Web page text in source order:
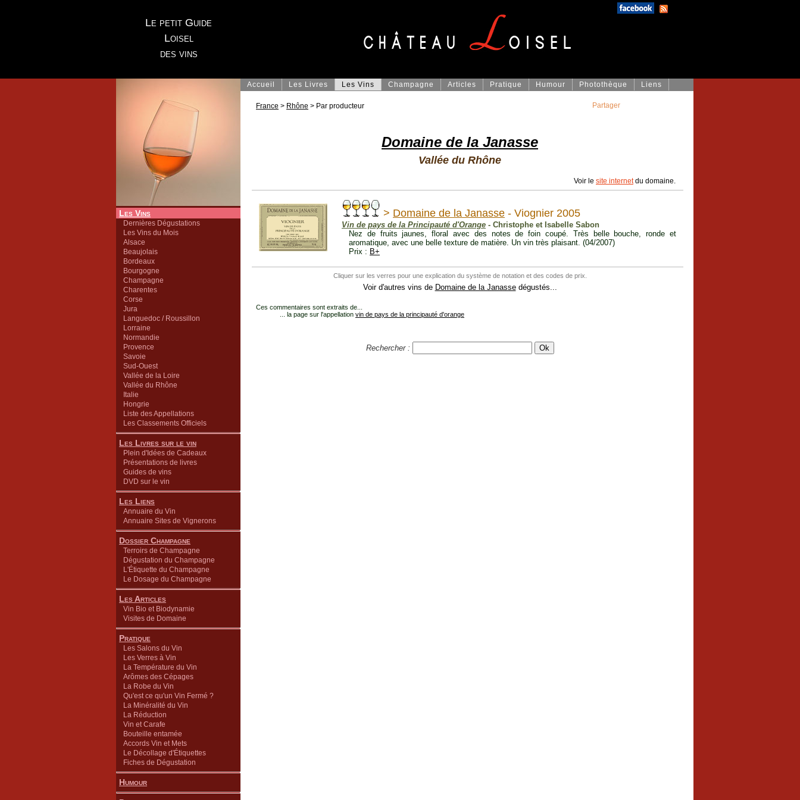
Le petit Guide
Loisel
des vins
Les Vins
Dernières Dégustations
Les Vins du Mois
Alsace
Beaujolais
Bordeaux
Bourgogne
Champagne
Charentes
Corse
Jura
Languedoc / Roussillon
Lorraine
Normandie
Provence
Savoie
Sud-Ouest
Vallée de la Loire
Vallée du Rhône
Italie
Hongrie
Liste des Appellations
Les Classements Officiels
Les Livres sur le vin
Plein d'Idées de Cadeaux
Présentations de livres
Guides de vins
DVD sur le vin
Les Liens
Annuaire du Vin
Annuaire Sites de Vignerons
Dossier Champagne
Terroirs de Champagne
Dégustation du Champagne
L'Étiquette du Champagne
Le Dosage du Champagne
Les Articles
Vin Bio et Biodynamie
Visites de Domaine
Pratique
Les Salons du Vin
Les Verres à Vin
La Température du Vin
Arômes des Cépages
La Robe du Vin
Qu'est ce qu'un Vin Fermé ?
La Minéralité du Vin
La Réduction
Vin et Carafe
Bouteille entamée
Accords Vin et Mets
Le Décollage d'Étiquettes
Fiches de Dégustation
Humour
Accueil Les Livres Les Vins Champagne Articles Pratique Humour Photothèque Liens
France > Rhône > Par producteur
Domaine de la Janasse
Vallée du Rhône
Voir le site internetdu domaine.
> Domaine de la Janasse - Viognier 2005
Vin de pays de la Principauté d'Orange - Christophe et Isabelle Sabon
Nez de fruits jaunes, floral avec des notes de foin coupé. Très belle bouche, ronde et
aromatique, avec une belle texture de matière. Un vin très plaisant. (04/2007)
Prix : B+
Cliquer sur les verres pour une explication du système de notation et des codes de prix.
Voir d'autres vins de Domaine de la Janassedégustés...
Ces commentaires sont extraits de...
... la page sur l'appellation vin de pays de la principauté d'orange
Rechercher :
Partager